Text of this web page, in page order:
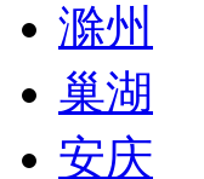
滁州
巢湖
安庆